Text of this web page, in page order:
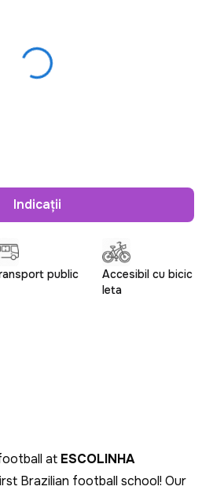
public
Accesibil cu bicic
leta
at ESCOLINHA
Brazilian football school! Our
Indicații